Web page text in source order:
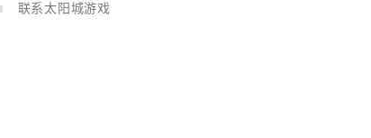
联系太阳城游戏